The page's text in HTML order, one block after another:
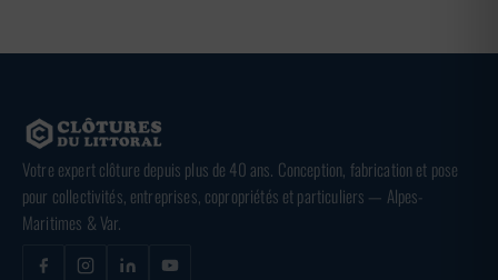
Votre expert clôture depuis plus de 40 ans. Conception, fabrication et pose
pour collectivités, entreprises, copropriétés et particuliers — Alpes-
Maritimes & Var.